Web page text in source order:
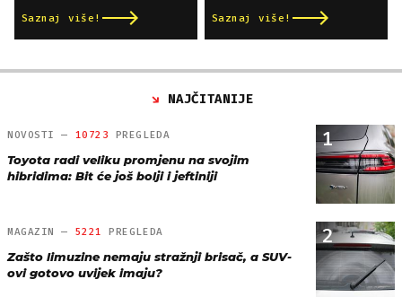
Saznaj više! Saznaj više!
NAJČITANIJE
1
NOVOSTI — 10723 PREGLEDA
Toyota radi veliku promjenu na svojim
hibridima: Bit će još bolji i jeftiniji
2
MAGAZIN — 5221 PREGLEDA
Zašto limuzine nemaju stražnji brisač, a SUV-
ovi gotovo uvijek imaju?